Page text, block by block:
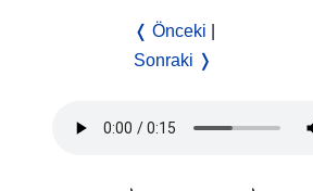
❬ Önceki
Sonraki ❭